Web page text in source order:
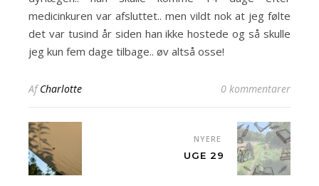
medicinkuren var afsluttet.. men vildt nok at jeg følte
det var tusind år siden han ikke hostede og så skulle
jeg kun fem dage tilbage.. øv altså osse!
AfCharlotte 0 kommentarer
NYERE
UGE 29